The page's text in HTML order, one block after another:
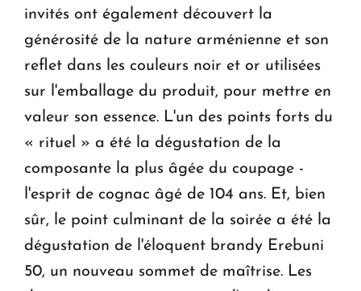
invités ont également découvert la
générosité de la nature arménienne et son
reflet dans les couleurs noir et or utilisées
sur l'emballage du produit, pour mettre en
valeur son essence. L'un des points forts du
« rituel » a été la dégustation de la
composante la plus âgée du coupage -
l'esprit de cognac âgé de 104 ans. Et, bien
sûr, le point culminant de la soirée a été la
dégustation de l'éloquent brandy Erebuni
50, un nouveau sommet de maîtrise. Les